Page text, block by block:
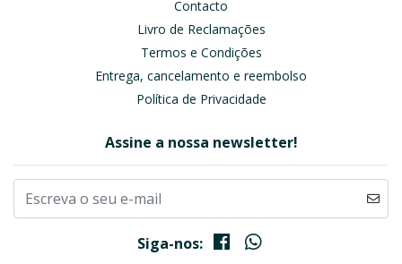
Contacto
Livro de Reclamações
Termos e Condições
Entrega, cancelamento e reembolso
Política de Privacidade
Assine a nossa newsletter!
Siga-nos: